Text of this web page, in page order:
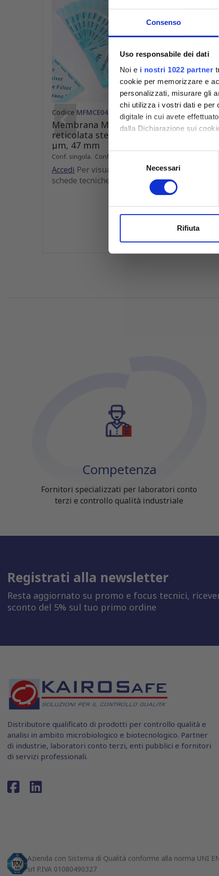
Consenso
Uso responsabile dei dati
Noi e i nostri 1022 partner
cookie per memorizzare e
personalizzati, misurare gli
chi utilizza i vostri dati e per
digitale in cui avete
dalla Dichiarazione sui
Con il tuo consenso,
raccogliere
Approfondisci come
Utilizziamo i cookie per
Selezione
del
consenso
Necessari
Rifiuta
Codice MFMCE047022GWS
Membrana MCE bianca
reticolata sterile, pori 0,22
µm, 47 mm
Conf. singola. Conforme ISO 7704
Accedi Per visualizzare prezzi e
schede tecniche
Competenza
Fornitori specializzati per laboratori conto
terzi e controllo qualità industriale
Registrati alla newsletter
Resta aggiornato su promo e focus tecnici,
sconto del 5% sul tuo primo ordine
Distributore qualificato di prodotti per controllo qualità e
analisi in ambito microbiologico e biotecnologico. Partner
di industrie, laboratori conto terzi, enti pubblici e fornitori
di servizi professionali.
Azienda con Sistema di Qualità conforme alla norma UNI
srl P.IVA 01080490327